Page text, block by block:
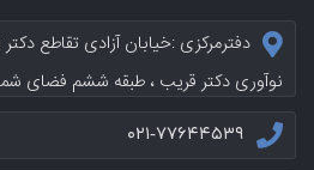
نوآوری دکتر قریب ، طبقه ششم فضای شماره
۰۲۱-۷۷۶۴۴۵۳۹